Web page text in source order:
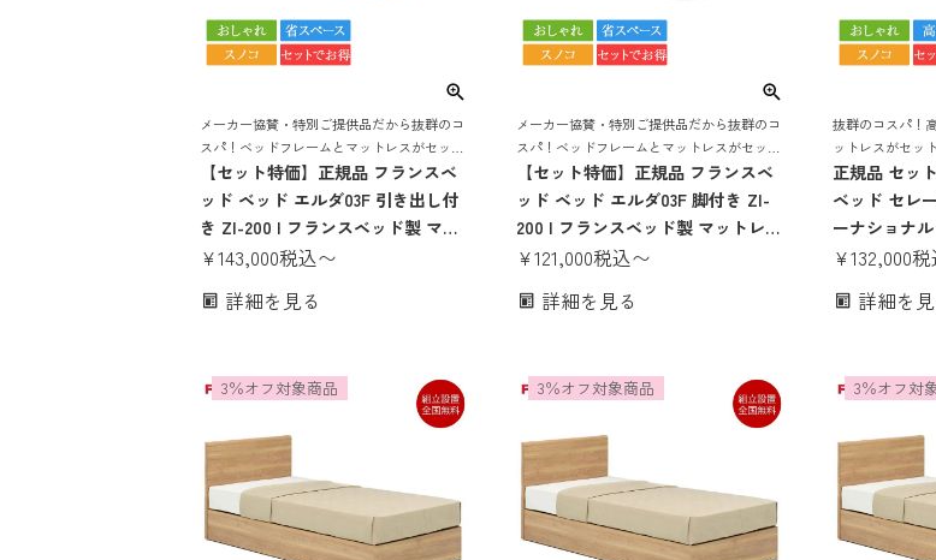
メーカー協賛・特別ご提供品だから抜群のコ
スパ！ベッドフレームとマットレスがセット
でお得！
【セット特価】正規品 フランスベ
ッド ベッド エルダ03F 引き出し付
き ZI-200 | フランスベッド製 マッ
トレス付き マットレスセット ベッ
ト 省スペース シングル セミダブル
¥143,000税込〜
詳細を見る
メーカー協賛・特別ご提供品だから抜群のコ
スパ！ベッドフレームとマットレスがセット
でお得！
【セット特価】正規品 フランスベ
ッド ベッド エルダ03F 脚付き ZI-
200 | フランスベッド製 マットレス
付き マットレスセット ベッドセッ
スペース シングル セミダブル ダブ
¥121,000税込〜
詳細を見る
抜群のコスパ！
ットレスがセッ
正規品 セッ
ベッド セレ
ーナショナ
ッド製 シン
ト すのこ お
¥132,000税
詳細を
3％オフ対象商品 3％オフ対象商品 3％オフ対